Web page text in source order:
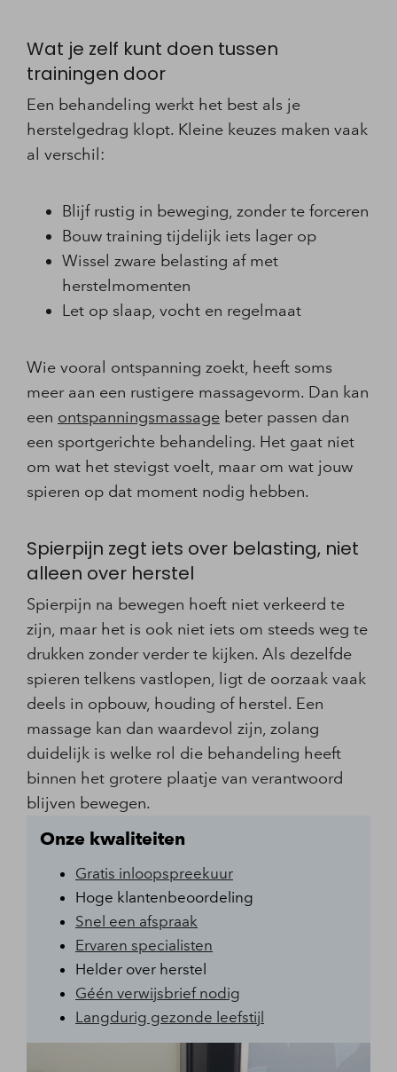
Wat je zelf kunt doen tussen
trainingen door
Een behandeling werkt het best als je
herstelgedrag klopt. Kleine keuzes maken vaak
al verschil:
Blijf rustig in beweging, zonder te forceren
Bouw training tijdelijk iets lager op
Wissel zware belasting af met
herstelmomenten
Let op slaap, vocht en regelmaat
Wie vooral ontspanning zoekt, heeft soms
meer aan een rustigere massagevorm. Dan kan
een ontspanningsmassage beter passen dan
een sportgerichte behandeling. Het gaat niet
om wat het stevigst voelt, maar om wat jouw
spieren op dat moment nodig hebben.
Spierpijn zegt iets over belasting, niet
alleen over herstel
Spierpijn na bewegen hoeft niet verkeerd te
zijn, maar het is ook niet iets om steeds weg te
drukken zonder verder te kijken. Als dezelfde
spieren telkens vastlopen, ligt de oorzaak vaak
deels in opbouw, houding of herstel. Een
massage kan dan waardevol zijn, zolang
duidelijk is welke rol die behandeling heeft
binnen het grotere plaatje van verantwoord
blijven bewegen.
Onze kwaliteiten
Gratis inloopspreekuur
Hoge klantenbeoordeling
Snel een afspraak
Ervaren specialisten
Helder over herstel
Géén verwijsbrief nodig
Langdurig gezonde leefstijl